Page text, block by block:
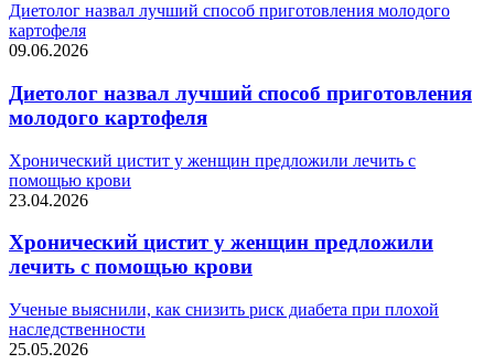
Диетолог назвал лучший способ приготовления молодого
картофеля
09.06.2026
Диетолог назвал лучший способ приготовления
молодого картофеля
Хронический цистит у женщин предложили лечить с
помощью крови
23.04.2026
Хронический цистит у женщин предложили
лечить с помощью крови
Ученые выяснили, как снизить риск диабета при плохой
наследственности
25.05.2026